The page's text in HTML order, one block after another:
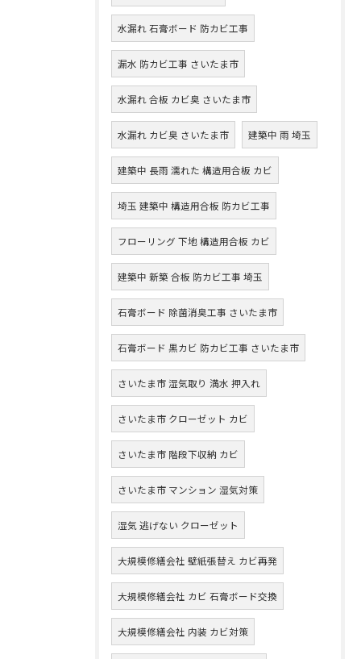
水漏れ 石膏ボード 防カビ工事
漏水 防カビ工事 さいたま市
水漏れ 合板 カビ臭 さいたま市
水漏れ カビ臭 さいたま市 建築中 雨 埼玉
建築中 長雨 濡れた 構造用合板 カビ
埼玉 建築中 構造用合板 防カビ工事
フローリング 下地 構造用合板 カビ
建築中 新築 合板 防カビ工事 埼玉
石膏ボード 除菌消臭工事 さいたま市
石膏ボード 黒カビ 防カビ工事 さいたま市
さいたま市 湿気取り 満水 押入れ
さいたま市 クローゼット カビ
さいたま市 階段下収納 カビ
さいたま市 マンション 湿気対策
湿気 逃げない クローゼット
大規模修繕会社 壁紙張替え カビ再発
大規模修繕会社 カビ 石膏ボード交換
大規模修繕会社 内装 カビ対策